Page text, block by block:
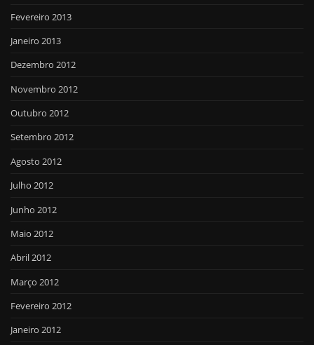
Fevereiro 2013
Janeiro 2013
Dezembro 2012
Novembro 2012
Outubro 2012
Setembro 2012
Agosto 2012
Julho 2012
Junho 2012
Maio 2012
Abril 2012
Março 2012
Fevereiro 2012
Janeiro 2012